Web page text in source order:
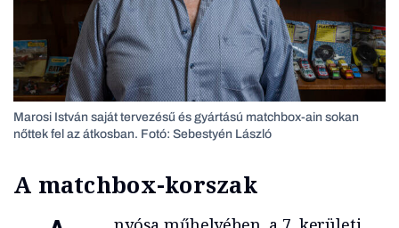
Marosi István saját tervezésű és gyártású matchbox-ain sokan
nőttek fel az átkosban. Fotó: Sebestyén László
A matchbox-korszak